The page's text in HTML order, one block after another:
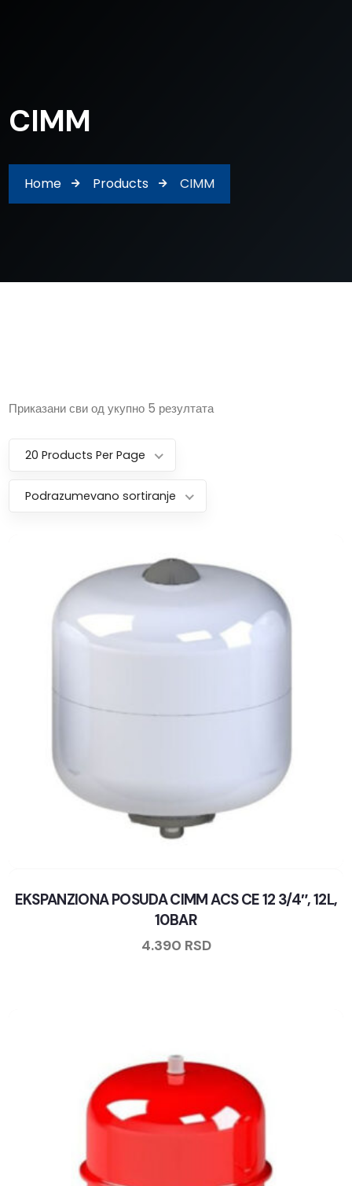
CIMM
Home Products CIMM
Приказани сви од укупно 5 резултата
20 Products Per Page
Podrazumevano sortiranje
EKSPANZIONA POSUDA CIMM ACS CE 12 3/4″, 12L,
10BAR
4.390 RSD